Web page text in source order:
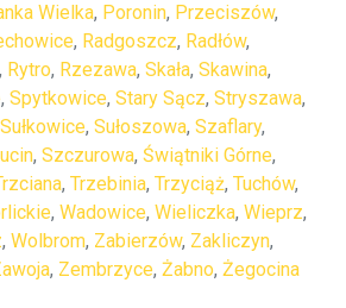
Wielka, Poronin, Przeciszów,
, Radgoszcz, Radłów,
, Rytro, Rzezawa, Skała, Skawina,
, Spytkowice, Stary Sącz, Stryszawa,
Sułkowice, Sułoszowa, Szaflary,
, Szczurowa, Świątniki Górne,
, Trzebinia, Trzyciąż, Tuchów,
, Wadowice, Wieliczka, Wieprz,
, Wolbrom, Zabierzów, Zakliczyn,
, Zembrzyce, Żabno, Żegocina